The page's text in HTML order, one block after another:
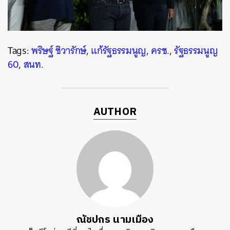
Tags:พริษฐ์ ชิวารักษ์,แก้รัฐธรรมนูญ,ครช.,รัฐธรรมนูญ
60,สนท.
AUTHOR
ณัชปกร นามเมือง